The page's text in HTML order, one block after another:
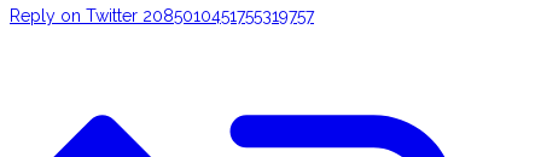
Reply on Twitter 2085010451755319757